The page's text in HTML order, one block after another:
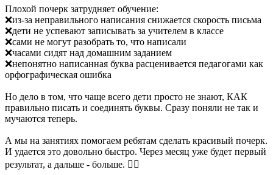
Плохой почерк затрудняет обучение:
❌из-за неправильного написания снижается скорость письма
❌дети не успевают записывать за учителем в классе
❌сами не могут разобрать то, что написали
❌часами сидят над домашним заданием
❌непонятно написанная буква расценивается педагогами как
орфографическая ошибка
Но дело в том, что чаще всего дети просто не знают, КАК
правильно писать и соединять буквы. Сразу поняли не так и
мучаются теперь.
А мы на занятиях помогаем ребятам сделать красивый почерк.
И удается это довольно быстро. Через месяц уже будет первый
результат, а дальше - больше. 👍🏼